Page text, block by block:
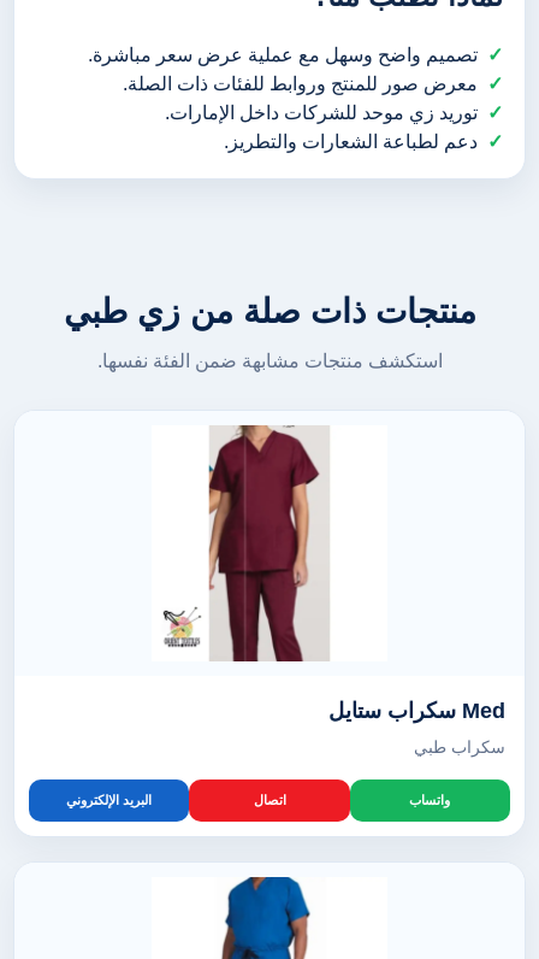
تصميم واضح وسهل مع عملية عرض سعر مباشرة.
معرض صور للمنتج وروابط للفئات ذات الصلة.
توريد زي موحد للشركات داخل الإمارات.
دعم لطباعة الشعارات والتطريز.
منتجات ذات صلة من زي طبي
استكشف منتجات مشابهة ضمن الفئة نفسها.
Med سكراب ستايل
سكراب طبي
واتساب اتصال البريد الإلكتروني